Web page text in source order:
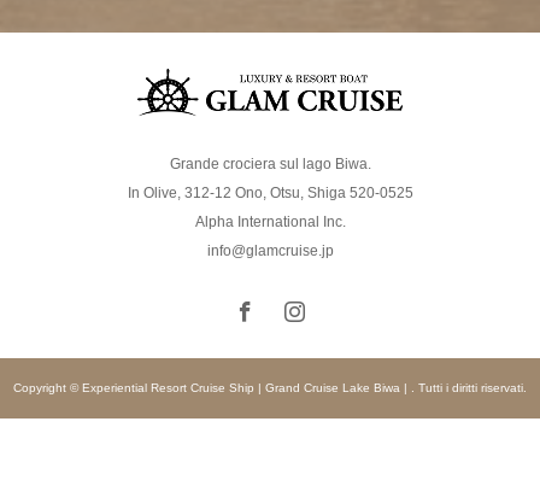
Grande crociera sul lago Biwa.
In Olive, 312-12 Ono, Otsu, Shiga 520-0525
Alpha International Inc.
info@glamcruise.jp
Copyright © Experiential Resort Cruise Ship | Grand Cruise Lake Biwa | . Tutti i diritti riservati.